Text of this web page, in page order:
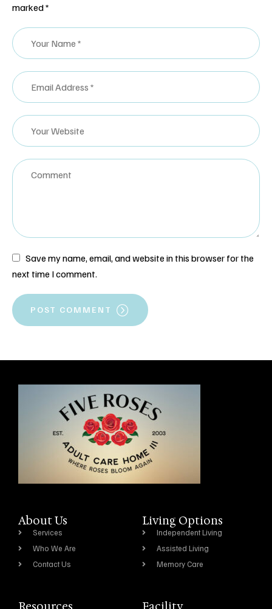
marked*
Save my name, email, and website in this browser for the
next time I comment.
POST COMMENT
About Us
Services
Who We Are
Contact Us
Living Options
Independent Living
Assisted Living
Memory Care